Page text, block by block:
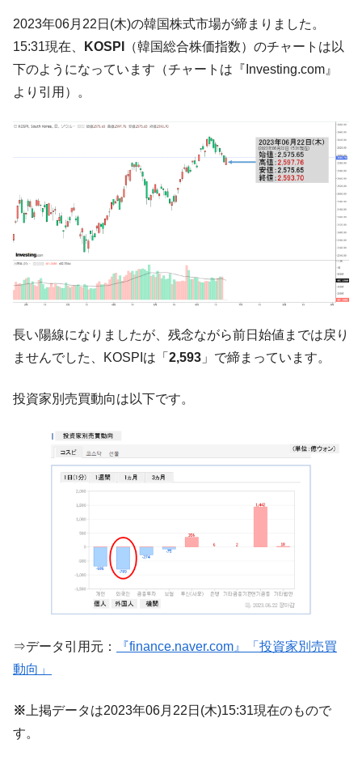
韓国「ここは北朝鮮なのか。選管がサーバ
ーにウソのデータを入力したのは明白だ」
言。
『韓国銀行』が「金の保有量を増やしま
す」⇒「金を経由するドル入手」手段ではないのか？
韓国･外為取引量「1日当たり1,214.4億ド
ル」まで拡大 ⇒ 海外資金の動きに強く左右される状態
『Money1』
韓国･帰ってきた李在明。李在明を支持しな
い「50.5％」に上昇
『Money1』
韓国大統領府ボンクラ政策室長が告発され
た ⇒ 国家が行った恐るべき株価操作であり、空前の国政壟
『Money1』
韓国･警察職員が「丸刈りになって抗議活
動」
『Money1』
国の過剰生産が世界を蝕む。
『Money1』
韓国製造業「半導体絶好調」のウラで他業
種は全般的「不調」⇒ PSIが示す現況は決して良くない。
『Money1』
【米韓激突案件】韓国消費者院が『クーパ
ン』1人当たり賠償10万ウォンを認定 ⇒ 総額3兆7,000億
『Money1』
『Money1』
韓国型イージス搭載の次世代駆逐艦
「KDDX」1番艦、2032年竣工と公示
『Money1』
【対日本円】ウォン安が急進！ 日米の協調
に韓国がいっちょがみしたのでは。
『Money1』
韓国政府『BYD』車への補助金を全廃 ⇒ 実
は韓国で『BYD』車は売れている。6カ月で対前年同期比
1.9倍！
『Money1』
在韓米国大使スティールが着韓！⇒ さっそ
く空港に詰めかけ「出て行け！」「極右勢力」のプラカー
ドを掲げる「在韓反米勢力」
2023年06月22日(木)の韓国株式市場が締まりました。
15:31現在、
KOSPI
（韓国総合株価指数）のチャートは以
下のようになっています（チャートは『Investing.com』
より引用）。
長い陽線になりましたが、残念ながら前日始値までは戻り
ませんでした、KOSPIは「 2,593 」で締まっています。
投資家別売買動向は以下です。
⇒データ引用元：
『finance.naver.com』「投資家別売買
動向」
※ 上掲データは2023年06月22日(木)15:31現在のもので
す。